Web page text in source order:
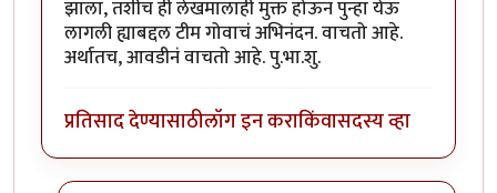
झाला, तशीच ही लेखमालाही मुक्त होऊन पुन्हा येऊ
लागली ह्याबद्दल टीम गोवाचं अभिनंदन. वाचतो आहे.
अर्थातच, आवडीनं वाचतो आहे. पु.भा.शु.
प्रतिसाद देण्यासाठीलॉग इन कराकिंवासदस्य व्हा